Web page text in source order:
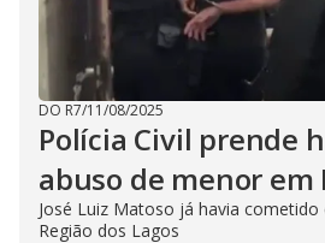
DO R7/11/08/2025
Polícia Civil prende
abuso de menor em
José Luiz Matoso já havia cometido
Região dos Lagos